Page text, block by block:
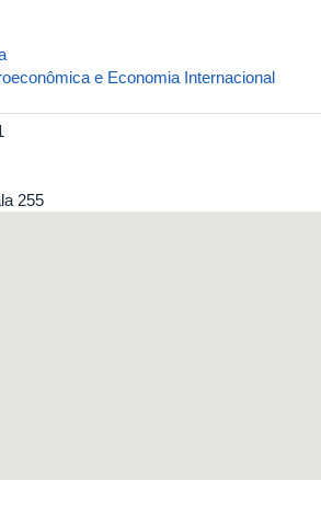
e Economia Internacional
255